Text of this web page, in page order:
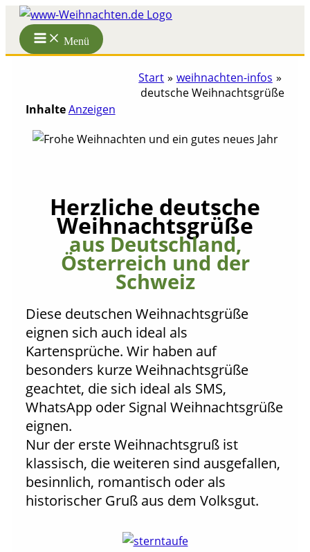
Zum
Inhalt
springen
Menü
Start
weihnachten-infos
deutsche Weihnachtsgrüße
InhalteAnzeigen
Herzliche deutsche
Weihnachtsgrüße
aus Deutschland,
Österreich und der
Schweiz
Diese deutschen Weihnachtsgrüße
eignen sich auch ideal als
Kartensprüche. Wir haben auf
besonders kurze Weihnachtsgrüße
geachtet, die sich ideal als SMS,
WhatsApp oder Signal Weihnachtsgrüße
eignen.
Nur der erste Weihnachtsgruß ist
klassisch, die weiteren sind ausgefallen,
besinnlich, romantisch oder als
historischer Gruß aus dem Volksgut.